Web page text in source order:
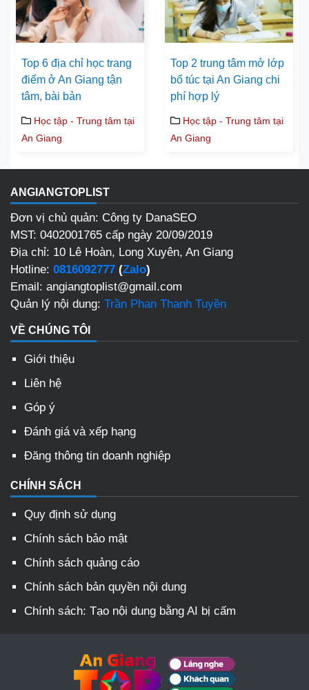
Top 6 địa chỉ học trang
điểm ở An Giang tận
tâm, bài bản
Học tập - Trung tâm tại
An Giang
Top 2 trung tâm mở lớp
bổ túc tại An Giang chi
phí hợp lý
Học tập - Trung tâm tại
An Giang
ANGIANGTOPLIST
Đơn vị chủ quản: Công ty DanaSEO
MST: 0402001765 cấp ngày 20/09/2019
Địa chỉ: 10 Lê Hoàn, Long Xuyên, An Giang
Hotline: 0816092777 (Zalo)
Email: angiangtoplist@gmail.com
Quản lý nội dung: Trần Phan Thanh Tuyền
VỀ CHÚNG TÔI
Giới thiệu
Liên hệ
Góp ý
Đánh giá và xếp hạng
Đăng thông tin doanh nghiệp
CHÍNH SÁCH
Quy định sử dụng
Chính sách bảo mật
Chính sách quảng cáo
Chính sách bản quyền nội dung
Chính sách: Tạo nội dung bằng AI bị cấm